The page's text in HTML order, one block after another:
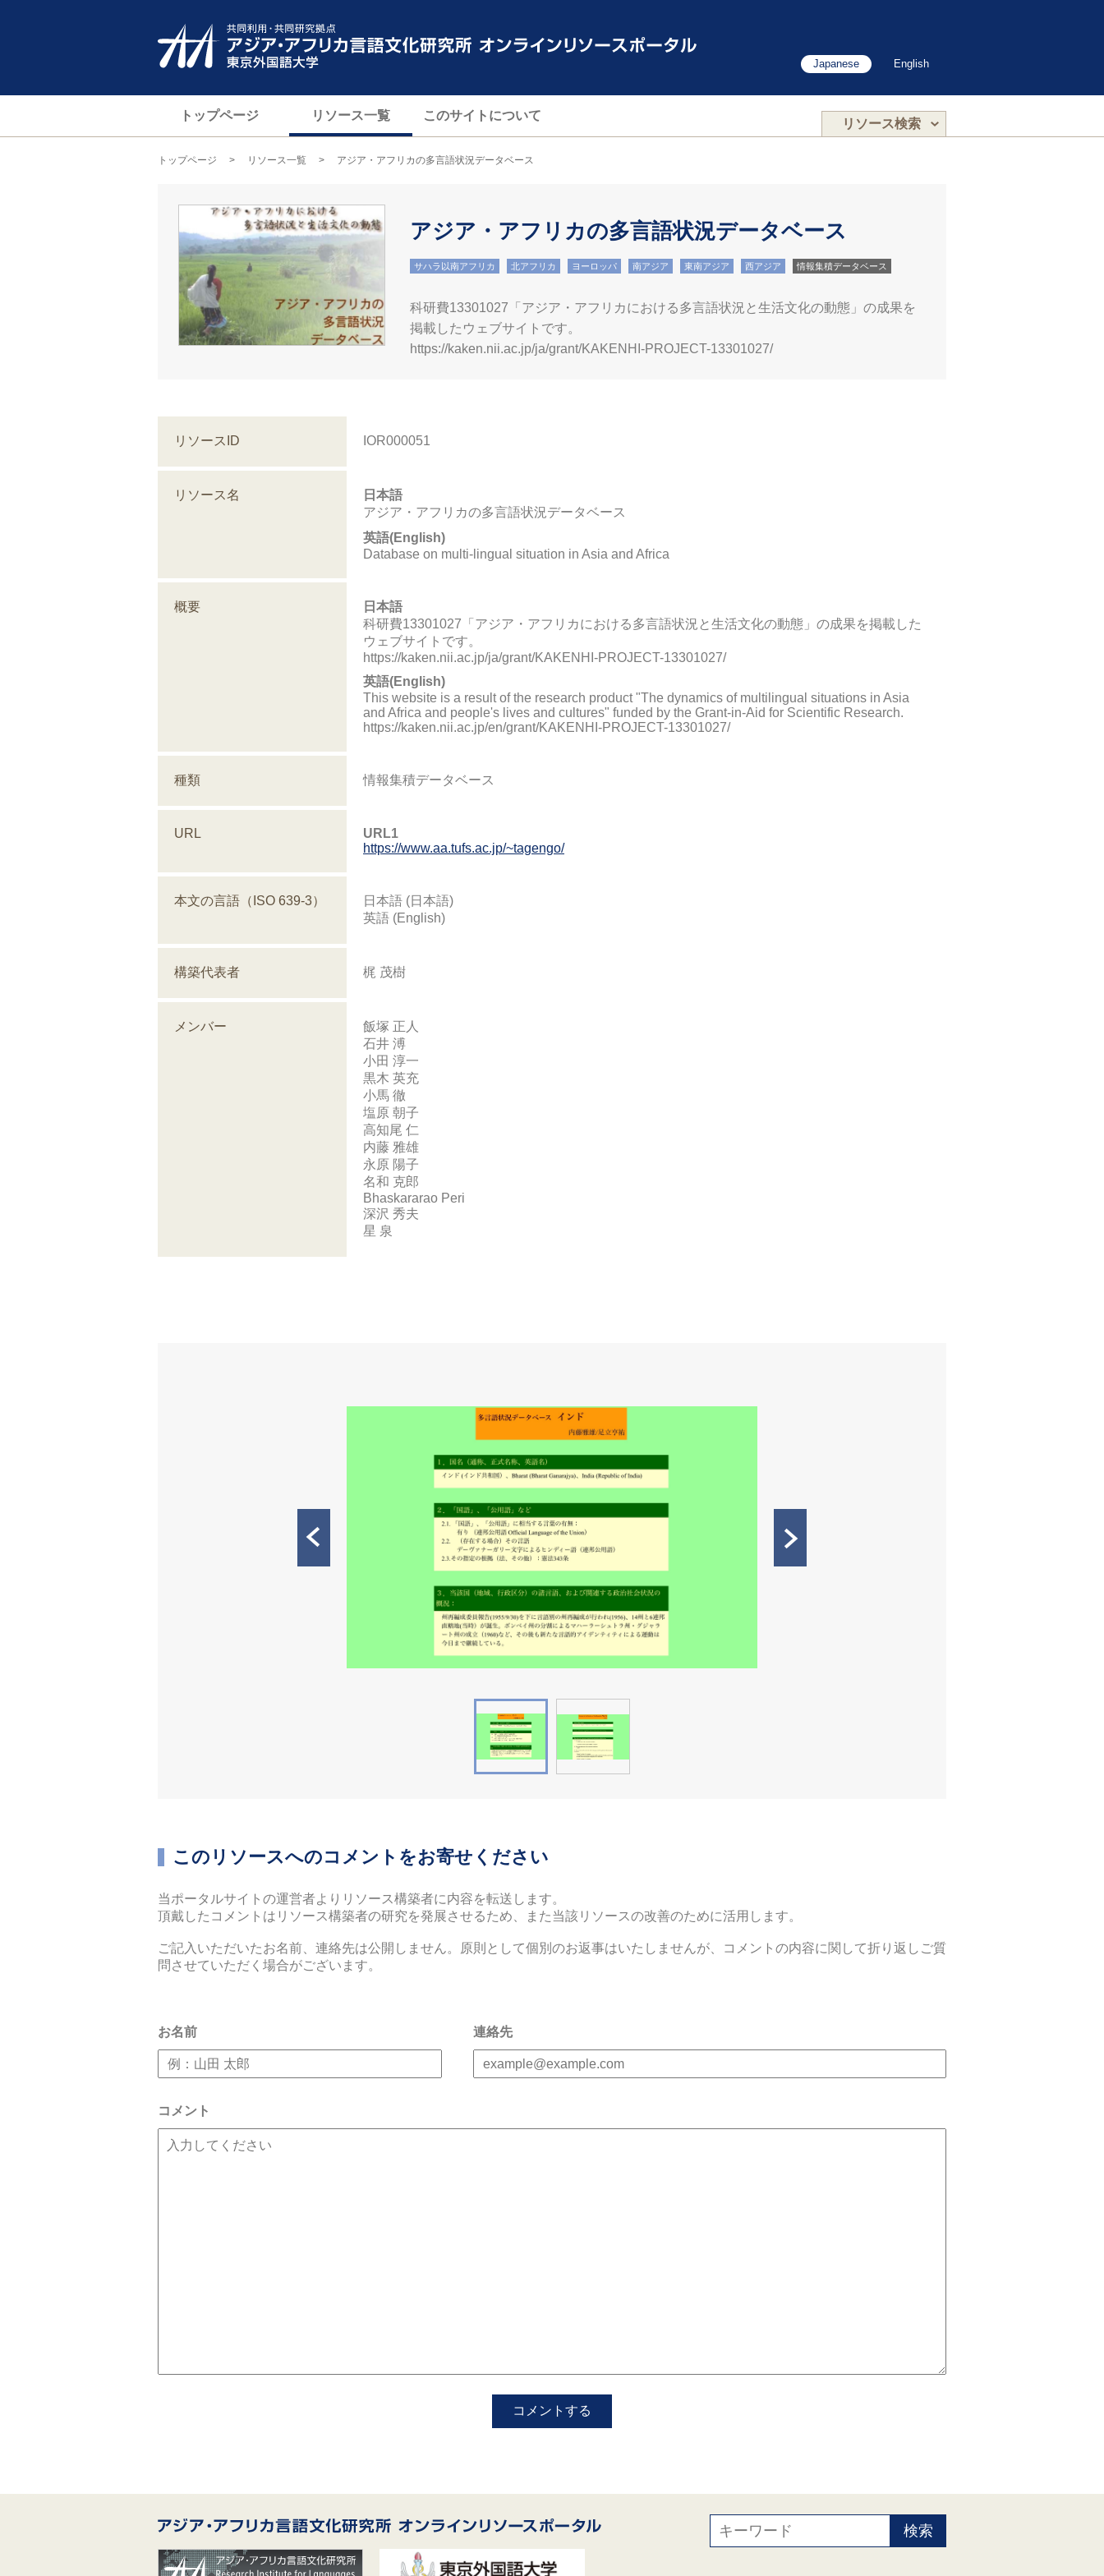
Japanese English
トップページ リソース一覧 このサイトについて
リソース検索
トップページ > リソース一覧 > アジア・アフリカの多言語状況データベース
アジア・アフリカの多言語状況データベース
サハラ以南アフリカ 北アフリカ ヨーロッパ 南アジア 東南アジア 西アジア 情報集積データベース
科研費13301027「アジア・アフリカにおける多言語状況と生活文化の動態」の成果を
掲載したウェブサイトです。
https://kaken.nii.ac.jp/ja/grant/KAKENHI-PROJECT-13301027/
リソースID IOR000051
リソース名
日本語
アジア・アフリカの多言語状況データベース
英語(English)
Database on multi-lingual situation in Asia and Africa
概要
日本語
科研費13301027「アジア・アフリカにおける多言語状況と生活文化の動態」の成果を掲載した
ウェブサイトです。
https://kaken.nii.ac.jp/ja/grant/KAKENHI-PROJECT-13301027/
英語(English)
This website is a result of the research product "The dynamics of multilingual situations in Asia
and Africa and people's lives and cultures" funded by the Grant-in-Aid for Scientific Research.
https://kaken.nii.ac.jp/en/grant/KAKENHI-PROJECT-13301027/
種類 情報集積データベース
URL
URL1
https://www.aa.tufs.ac.jp/~tagengo/
本文の言語（ISO 639-3）
日本語 (日本語)
英語 (English)
構築代表者 梶 茂樹
メンバー
飯塚 正人
石井 溥
小田 淳一
黒木 英充
小馬 徹
塩原 朝子
高知尾 仁
内藤 雅雄
永原 陽子
名和 克郎
Bhaskararao Peri
深沢 秀夫
星 泉
このリソースへのコメントをお寄せください
当ポータルサイトの運営者よりリソース構築者に内容を転送します。
頂戴したコメントはリソース構築者の研究を発展させるため、また当該リソースの改善のために活⽤します。
ご記⼊いただいたお名前、連絡先は公開しません。原則として個別のお返事はいたしませんが、コメントの内容に関して折り返しご質
問させていただく場合がございます。
お名前 連絡先
コメント